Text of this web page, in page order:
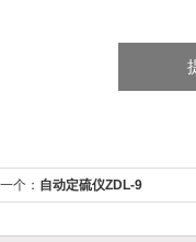
个： 自动定硫仪ZDL-9